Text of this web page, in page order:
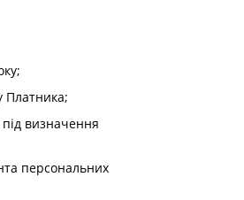
Платника;
визначення
персональних